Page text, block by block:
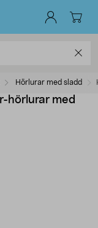
Hörlurar med sladd
hörlurar med